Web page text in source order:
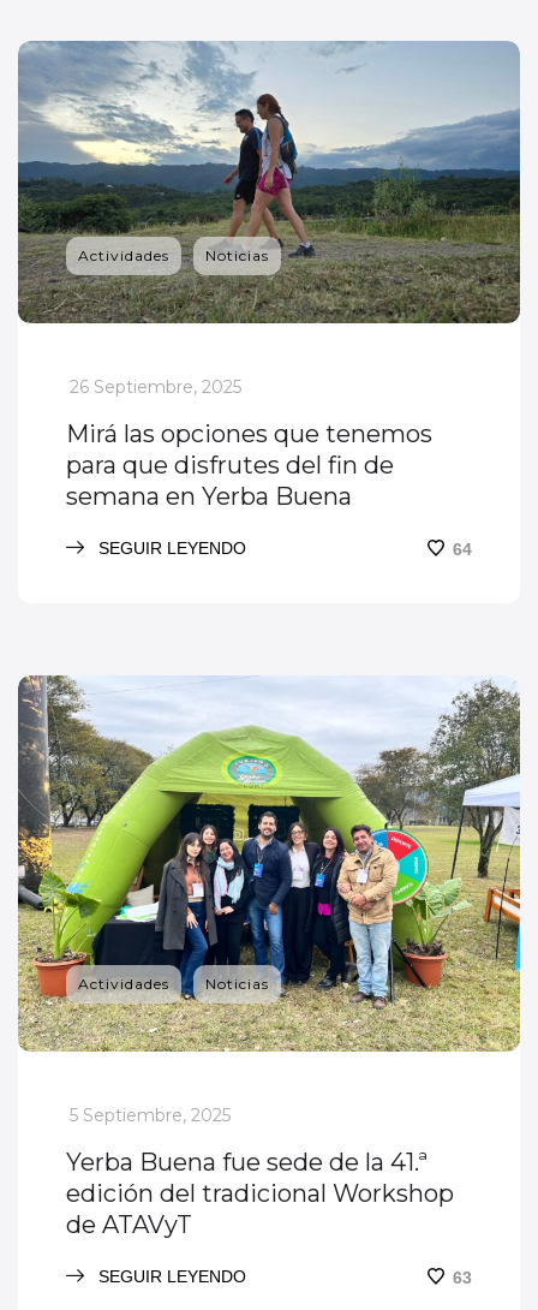
Actividades Noticias
_
26 Septiembre, 2025
Mirá las opciones que tenemos
para que disfrutes del fin de
semana en Yerba Buena
SEGUIR LEYENDO 64
Actividades Noticias
_
5 Septiembre, 2025
Yerba Buena fue sede de la 41.ª
edición del tradicional Workshop
de ATAVyT
SEGUIR LEYENDO 63